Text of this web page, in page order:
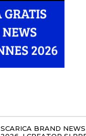
SCARICA BRAND